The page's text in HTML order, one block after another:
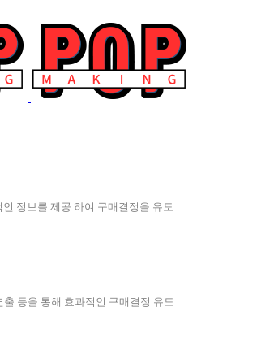
정보를 제공 하여 구매결정을 유도.
등을 통해 효과적인 구매결정 유도.